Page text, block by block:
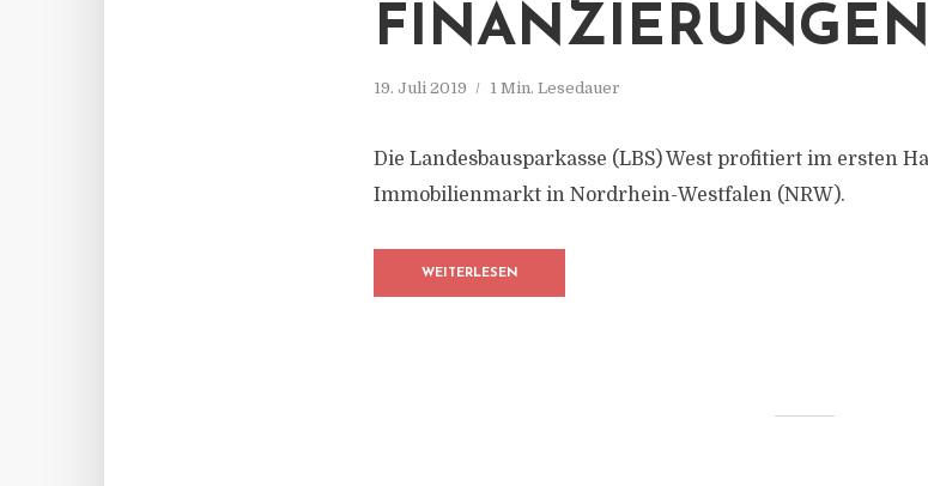
19. Juli 2019 1 Min. Lesedauer
Die Landesbausparkasse (LBS) West profitiert im ersten
Immobilienmarkt in Nordrhein-Westfalen (NRW).
WEITERLESEN